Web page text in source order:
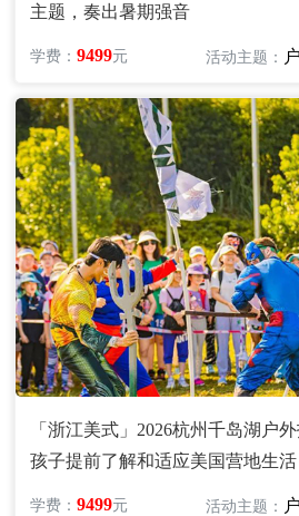
主题，奏出暑期强音
学费：9499元 活动主题：
「浙江美式」2026杭州千岛湖户
孩子提前了解和适应美国营地生活
学费：9499元 活动主题：